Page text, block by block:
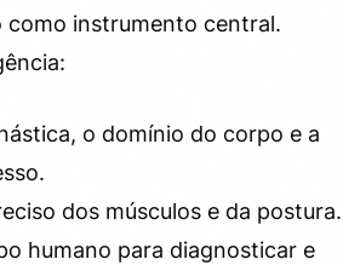
como instrumento central.
o domínio do corpo e a
dos músculos e da postura.
humano para diagnosticar e